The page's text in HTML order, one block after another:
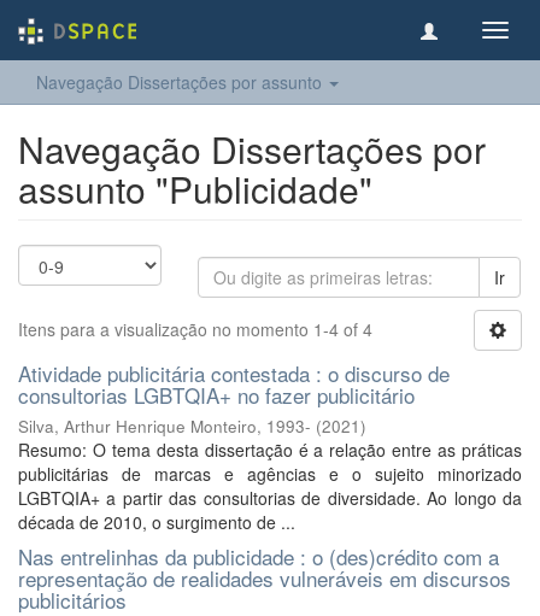
Navegação Dissertações por assunto
Navegação Dissertações por
assunto "Publicidade"
Ir
Itens para a visualização no momento 1-4 of 4
Atividade publicitária contestada : o discurso de
consultorias LGBTQIA+ no fazer publicitário
Silva, Arthur Henrique Monteiro, 1993- (2021)
Resumo: O tema desta dissertação é a relação entre as práticas
publicitárias de marcas e agências e o sujeito minorizado
LGBTQIA+ a partir das consultorias de diversidade. Ao longo da
década de 2010, o surgimento de ...
Nas entrelinhas da publicidade : o (des)crédito com a
representação de realidades vulneráveis em discursos
publicitários